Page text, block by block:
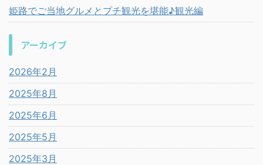
姫路でご当地グルメとプチ観光を堪能♪観光編
アーカイブ
2026年2月
2025年8月
2025年6月
2025年5月
2025年3月